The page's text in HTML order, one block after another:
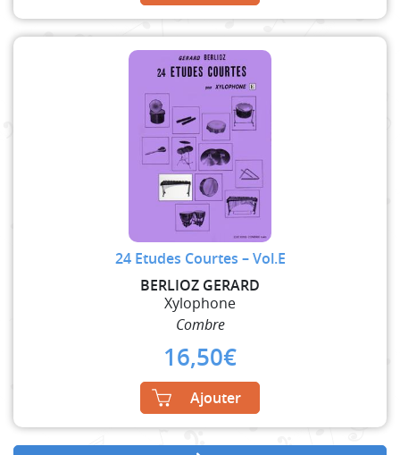
24 Etudes Courtes – Vol.E
BERLIOZ GERARD
Xylophone
Combre
16,50€
Ajouter